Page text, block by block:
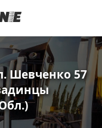
Шевченко 57